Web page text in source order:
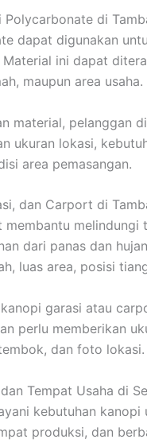
Polycarbonate di
dapat digunakan
Material ini dapat
maupun area usaha.
material, pelanggan
ukuran lokasi,
area pemasangan.
dan Carport di
membantu melindungi
dari panas dan
luas area, posisi
garasi atau
perlu memberikan
dan foto lokasi.
Tempat Usaha di
kebutuhan
produksi, dan